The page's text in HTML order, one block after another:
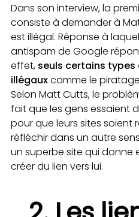
Dans son interview, la
consiste à demander à
est illégal. Réponse à
antispam de Google
effet, seuls certains
illégauxcomme le
Selon Matt Cutts, le
fait que les gens essaient
pour que leurs sites soient
réfléchir dans un autre
un superbe site qui donne
créer du lien vers lui.